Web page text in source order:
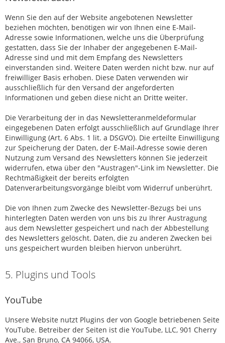
Wenn Sie den auf der Website angebotenen Newsletter
beziehen möchten, benötigen wir von Ihnen eine E-Mail-
Adresse sowie Informationen, welche uns die Überprüfung
gestatten, dass Sie der Inhaber der angegebenen E-Mail-
Adresse sind und mit dem Empfang des Newsletters
einverstanden sind. Weitere Daten werden nicht bzw. nur auf
freiwilliger Basis erhoben. Diese Daten verwenden wir
ausschließlich für den Versand der angeforderten
Informationen und geben diese nicht an Dritte weiter.
Die Verarbeitung der in das Newsletteranmeldeformular
eingegebenen Daten erfolgt ausschließlich auf Grundlage Ihrer
Einwilligung (Art. 6 Abs. 1 lit. a DSGVO). Die erteilte Einwilligung
zur Speicherung der Daten, der E-Mail-Adresse sowie deren
Nutzung zum Versand des Newsletters können Sie jederzeit
widerrufen, etwa über den "Austragen"-Link im Newsletter. Die
Rechtmäßigkeit der bereits erfolgten
Datenverarbeitungsvorgänge bleibt vom Widerruf unberührt.
Die von Ihnen zum Zwecke des Newsletter-Bezugs bei uns
hinterlegten Daten werden von uns bis zu Ihrer Austragung
aus dem Newsletter gespeichert und nach der Abbestellung
des Newsletters gelöscht. Daten, die zu anderen Zwecken bei
uns gespeichert wurden bleiben hiervon unberührt.
5. Plugins und Tools
YouTube
Unsere Website nutzt Plugins der von Google betriebenen Seite
YouTube. Betreiber der Seiten ist die YouTube, LLC, 901 Cherry
Ave., San Bruno, CA 94066, USA.